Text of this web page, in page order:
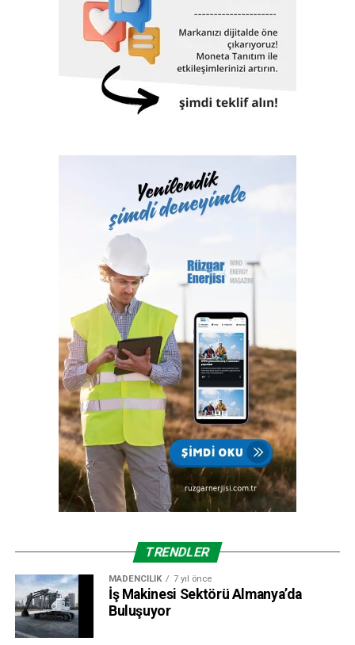
İstanbul Havalimanı, Akkuyu Nükleer Güç Santrali, Yavuz
Sultan Selim Köprüsü, Osman Gazi Köprüsü, 1915
Çanakkale Köprüsü, Yüksek Hızlı Tren, TCG Anadolu
Gemisi, Nene Hatun Sondaj Gemisi, Rize-Artvin Havalimanı,
birçok futbol stadyumu bunlardan sadece birkaçıdır.
Klaslama, yasal sertifikasyon, test, muayene,
Vakfı, fiziki alanlarının yeterliliği ve gelişmeye açık oluşu
ile büyüme yolunda hızla ilerliyor. Türk Loydu, Türkiye’nin
milli kuruluşudur. Yetkisi olan alanlar hemen hemen
Türkiye’nin ekonomisine katkı sağlayan sektörlerin
tamamını içermektedir ve IACS üyeliğimiz ile büyümenin,
gelişmenin ve ülkemize katkı sağlamanın faydası ve gururu
100. yılında Türkiye Cumhuriyeti’nindir.”
TRENDLER
MADENCILIK 7 yıl önce
İş Makinesi Sektörü Almanya’da
Buluşuyor